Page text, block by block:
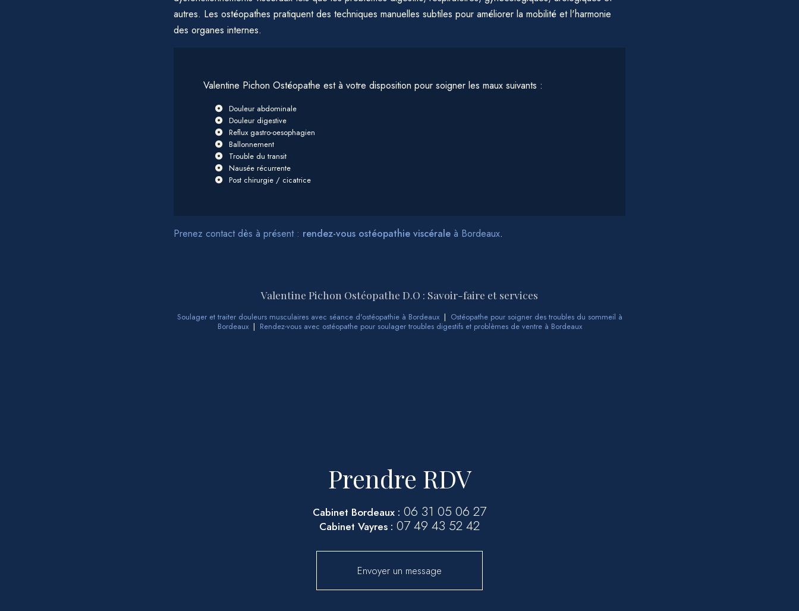
autres. Les ostéopathes pratiquent des techniques manuelles subtiles pour améliorer la mobilité et l'harmonie
des organes internes.
Valentine Pichon Ostéopathe est à votre disposition pour soigner les maux suivants :
Douleur abdominale
Douleur digestive
Reflux gastro-oesophagien
Ballonnement
Trouble du transit
Nausée récurrente
Post chirurgie / cicatrice
Prenez contact dès à présent : rendez-vous ostéopathie viscérale à Bordeaux.
Valentine Pichon Ostéopathe D.O : Savoir-faire et services
Soulager et traiter douleurs musculaires avec séance d'ostéopathie à Bordeaux| Ostéopathe pour soigner des troubles du sommeil à
Bordeaux| Rendez-vous avec ostéopathe pour soulager troubles digestifs et problèmes de ventre à Bordeaux
Prendre RDV
Cabinet Bordeaux : 06 31 05 06 27
Cabinet Vayres : 07 49 43 52 42
Envoyer un message